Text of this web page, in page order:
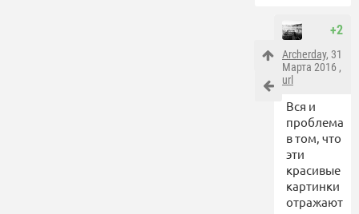
+2
Archerday, 31
Марта 2016 ,
url
Вся и
проблема
в том, что
эти
красивые
картинки
отражают